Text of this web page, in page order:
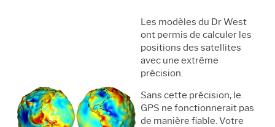
Les modèles du Dr West
ont permis de calculer les
positions des satellites
avec une extrême
précision.
Sans cette précision, le
GPS ne fonctionnerait pas
de manière fiable. Votre